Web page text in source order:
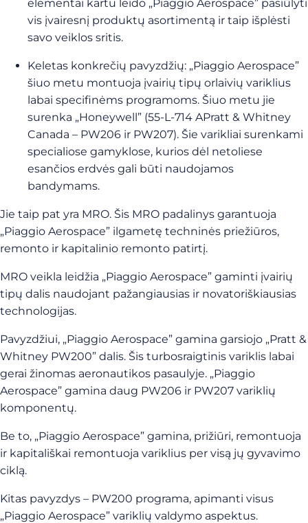
elementai kartu leido „Piaggio Aerospace” pasiūlyti
vis įvairesnį produktų asortimentą ir taip išplėsti
savo veiklos sritis.
Keletas konkrečių pavyzdžių: „Piaggio Aerospace”
šiuo metu montuoja įvairių tipų orlaivių variklius
labai specifinėms programoms. Šiuo metu jie
surenka „Honeywell” (55-L-714 APratt & Whitney
Canada – PW206 ir PW207). Šie varikliai surenkami
specialiose gamyklose, kurios dėl netoliese
esančios erdvės gali būti naudojamos
bandymams.
Jie taip pat yra MRO. Šis MRO padalinys garantuoja
„Piaggio Aerospace” ilgametę techninės priežiūros,
remonto ir kapitalinio remonto patirtį.
MRO veikla leidžia „Piaggio Aerospace” gaminti įvairių
tipų dalis naudojant pažangiausias ir novatoriškiausias
technologijas.
Pavyzdžiui, „Piaggio Aerospace” gamina garsiojo „Pratt &
Whitney PW200” dalis. Šis turbosraigtinis variklis labai
gerai žinomas aeronautikos pasaulyje. „Piaggio
Aerospace” gamina daug PW206 ir PW207 variklių
komponentų.
Be to, „Piaggio Aerospace” gamina, prižiūri, remontuoja
ir kapitališkai remontuoja variklius per visą jų gyvavimo
ciklą.
Kitas pavyzdys – PW200 programa, apimanti visus
„Piaggio Aerospace” variklių valdymo aspektus.